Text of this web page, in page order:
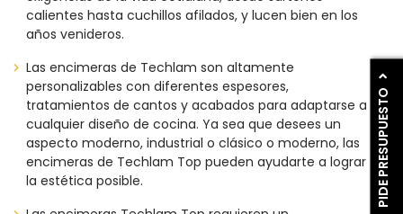
PIDE PRESUPUESTO
calientes hasta cuchillos afilados, y lucen bien en los
años venideros.
Las encimeras de Techlam son altamente
personalizables con diferentes espesores,
tratamientos de cantos y acabados para adaptarse a
cualquier diseño de cocina. Ya sea que desees un
aspecto moderno, industrial o clásico o moderno, las
encimeras de Techlam Top pueden ayudarte a lograr
la estética posible.